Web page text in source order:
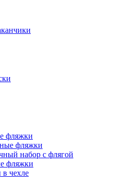
фляжки
фляжки
набор с флягой
фляжки
чехле